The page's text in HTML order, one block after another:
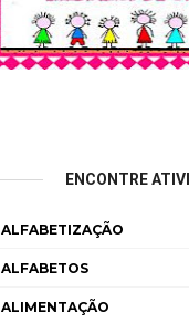
ENCONTRE
ALFABETIZAÇÃO
ALFABETOS
ALIMENTAÇÃO